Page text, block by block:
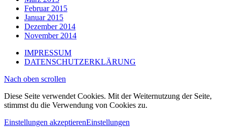
Februar 2015
Januar 2015
Dezember 2014
November 2014
IMPRESSUM
DATENSCHUTZERKLÄRUNG
Nach oben scrollen
Diese Seite verwendet Cookies. Mit der Weiternutzung der Seite,
stimmst du die Verwendung von Cookies zu.
Einstellungen akzeptierenEinstellungen